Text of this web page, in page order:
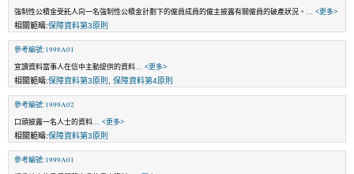
強制性公積金受託人向一名強制性公積金計劃下的僱員成員的僱主披露有關僱員的破產狀況。 ... <更多>
相關範疇:保障資料第3原則
參考編號:1998A01
宣讀資料當事人在信中主動提供的資料 ... <更多>
相關範疇:保障資料第3原則 保障資料第4原則
參考編號:1999A02
口頭披露一名人士的資料 ... <更多>
相關範疇:保障資料第3原則
參考編號:1999A01